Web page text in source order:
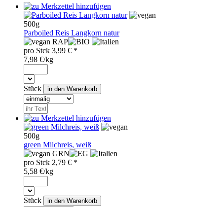
500g
Parboiled Reis Langkorn natur
RAP
pro Stck 3,99 € *
7,98 €/kg
Stück
500g
green Milchreis, weiß
GRN
pro Stck 2,79 € *
5,58 €/kg
Stück